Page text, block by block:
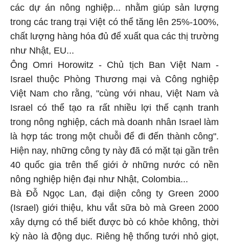
các dự án nông nghiệp... nhằm giúp sản lượng
trong các trang trại Việt có thể tăng lên 25%-100%,
chất lượng hàng hóa đủ để xuất qua các thị trường
như Nhật, EU...
Ông Omri Horowitz - Chủ tịch Ban Việt Nam -
Israel thuộc Phòng Thương mại và Công nghiệp
Việt Nam cho rằng, "cùng với nhau, Việt Nam và
Israel có thể tạo ra rất nhiều lợi thế cạnh tranh
trong nông nghiệp, cách mà doanh nhân Israel làm
là hợp tác trong một chuỗi để đi đến thành công".
Hiện nay, những công ty này đã có mặt tại gần trên
40 quốc gia trên thế giới ở những nước có nền
nông nghiệp hiện đại như Nhật, Colombia...
Bà Đỗ Ngọc Lan, đại diện công ty Green 2000
(Israel) giới thiệu, khu vắt sữa bò mà Green 2000
xây dựng có thể biết được bò có khỏe không, thời
kỳ nào là động dục. Riêng hệ thống tưới nhỏ giọt,